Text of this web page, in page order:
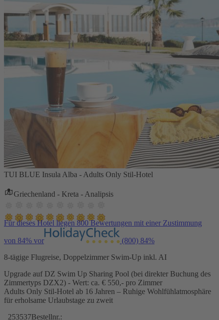
TUI BLUE Insula Alba - Adults Only Stil-Hotel
Griechenland - Kreta - Analipsis
Für dieses Hotel liegen 800 Bewertungen mit einer Zustimmung
von 84% vor (800) 84%
8-tägige Flugreise, Doppelzimmer Swim-Up inkl. AI
Upgrade auf DZ Swim Up Sharing Pool (bei direkter Buchung des
Zimmertyps DZX2) - Wert: ca. € 550,- pro Zimmer
Adults Only Stil-Hotel ab 16 Jahren – Ruhige Wohlfühlatmosphäre
für erholsame Urlaubstage zu zweit
253537Bestellnr.: